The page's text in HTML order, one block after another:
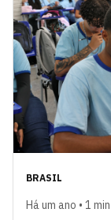
BRASIL
Há um ano • 1